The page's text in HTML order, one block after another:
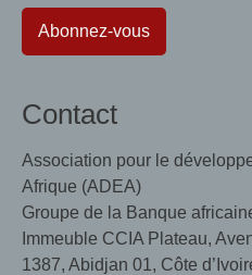
Abonnez-vous
Contact
Association pour le
Afrique (ADEA)
Groupe de la Banque
Immeuble CCIA Plateau,
1387, Abidjan 01, Côte